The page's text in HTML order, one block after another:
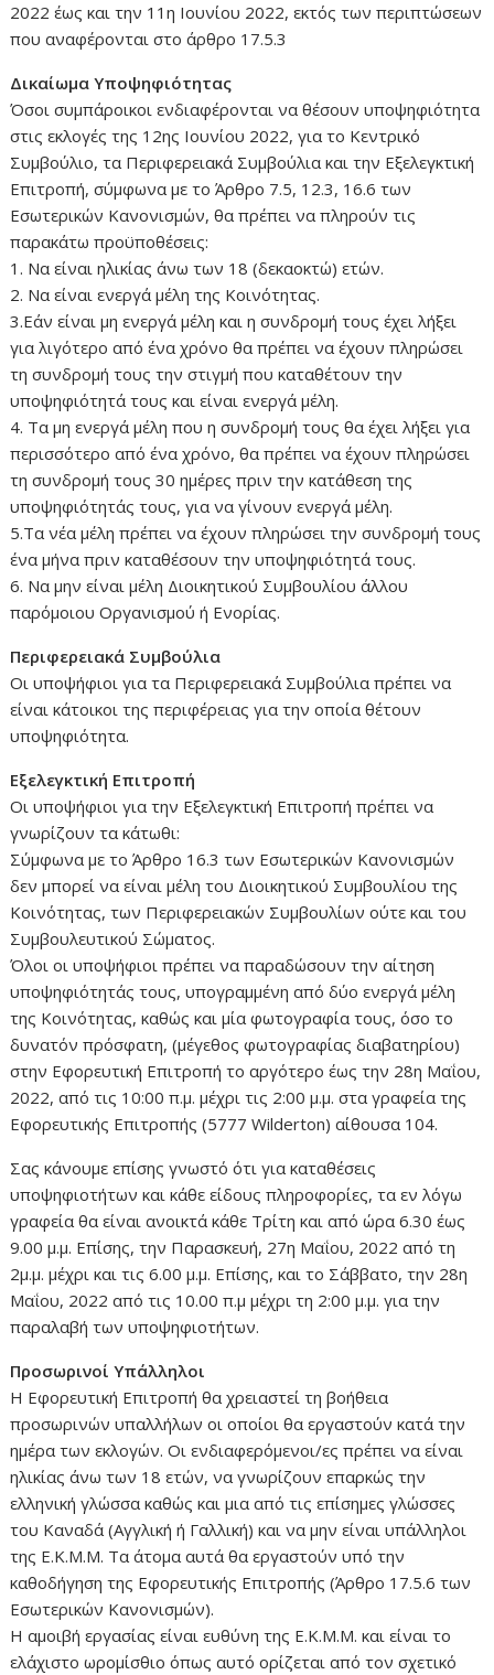
2022 έως και την 11η Ιουνίου 2022, εκτός των περιπτώσεων
που αναφέρονται στο άρθρο 17.5.3
Δικαίωμα Υποψηφιότητας
Όσοι συμπάροικοι ενδιαφέρονται να θέσουν υποψηφιότητα
στις εκλογές της 12ης Ιουνίου 2022, για το Κεντρικό
Συμβούλιο, τα Περιφερειακά Συμβούλια και την Εξελεγκτική
Επιτροπή, σύμφωνα με το Άρθρο 7.5, 12.3, 16.6 των
Εσωτερικών Κανονισμών, θα πρέπει να πληρούν τις
παρακάτω προϋποθέσεις:
1. Να είναι ηλικίας άνω των 18 (δεκαοκτώ) ετών.
2. Να είναι ενεργά μέλη της Κοινότητας.
3.Εάν είναι μη ενεργά μέλη και η συνδρομή τους έχει λήξει
για λιγότερο από ένα χρόνο θα πρέπει να έχουν πληρώσει
τη συνδρομή τους την στιγμή που καταθέτουν την
υποψηφιότητά τους και είναι ενεργά μέλη.
4. Τα μη ενεργά μέλη που η συνδρομή τους θα έχει λήξει για
περισσότερο από ένα χρόνο, θα πρέπει να έχουν πληρώσει
τη συνδρομή τους 30 ημέρες πριν την κατάθεση της
υποψηφιότητάς τους, για να γίνουν ενεργά μέλη.
5.Τα νέα μέλη πρέπει να έχουν πληρώσει την συνδρομή τους
ένα μήνα πριν καταθέσουν την υποψηφιότητά τους.
6. Να μην είναι μέλη Διοικητικού Συμβουλίου άλλου
παρόμοιου Οργανισμού ή Ενορίας.
Περιφερειακά Συμβούλια
Οι υποψήφιοι για τα Περιφερειακά Συμβούλια πρέπει να
είναι κάτοικοι της περιφέρειας για την οποία θέτουν
υποψηφιότητα.
Εξελεγκτική Επιτροπή
Οι υποψήφιοι για την Εξελεγκτική Επιτροπή πρέπει να
γνωρίζουν τα κάτωθι:
Σύμφωνα με το Άρθρο 16.3 των Εσωτερικών Κανονισμών
δεν μπορεί να είναι μέλη του Διοικητικού Συμβουλίου της
Κοινότητας, των Περιφερειακών Συμβουλίων ούτε και του
Συμβουλευτικού Σώματος.
Όλοι οι υποψήφιοι πρέπει να παραδώσουν την αίτηση
υποψηφιότητάς τους, υπογραμμένη από δύο ενεργά μέλη
της Κοινότητας, καθώς και μία φωτογραφία τους, όσο το
δυνατόν πρόσφατη, (μέγεθος φωτογραφίας διαβατηρίου)
στην Εφορευτική Επιτροπή το αργότερο έως την 28η Μαΐου,
2022, από τις 10:00 π.μ. μέχρι τις 2:00 μ.μ. στα γραφεία της
Εφορευτικής Επιτροπής (5777 Wilderton) αίθουσα 104.
Σας κάνουμε επίσης γνωστό ότι για καταθέσεις
υποψηφιοτήτων και κάθε είδους πληροφορίες, τα εν λόγω
γραφεία θα είναι ανοικτά κάθε Τρίτη και από ώρα 6.30 έως
9.00 μ.μ. Επίσης, την Παρασκευή, 27η Μαΐου, 2022 από τη
2μ.μ. μέχρι και τις 6.00 μ.μ. Επίσης, και το Σάββατο, την 28η
Μαΐου, 2022 από τις 10.00 π.μ μέχρι τη 2:00 μ.μ. για την
παραλαβή των υποψηφιοτήτων.
Προσωρινοί Υπάλληλοι
Η Εφορευτική Επιτροπή θα χρειαστεί τη βοήθεια
προσωρινών υπαλλήλων οι οποίοι θα εργαστούν κατά την
ημέρα των εκλογών. Οι ενδιαφερόμενοι/ες πρέπει να είναι
ηλικίας άνω των 18 ετών, να γνωρίζουν επαρκώς την
ελληνική γλώσσα καθώς και μια από τις επίσημες γλώσσες
του Καναδά (Αγγλική ή Γαλλική) και να μην είναι υπάλληλοι
της Ε.Κ.Μ.Μ. Τα άτομα αυτά θα εργαστούν υπό την
καθοδήγηση της Εφορευτικής Επιτροπής (Άρθρο 17.5.6 των
Εσωτερικών Κανονισμών).
Η αμοιβή εργασίας είναι ευθύνη της Ε.Κ.Μ.Μ. και είναι το
ελάχιστο ωρομίσθιο όπως αυτό ορίζεται από τον σχετικό